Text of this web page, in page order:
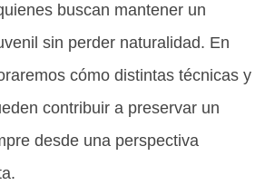
buscan mantener un
sin perder naturalidad. En
cómo distintas técnicas y
contribuir a preservar un
desde una perspectiva